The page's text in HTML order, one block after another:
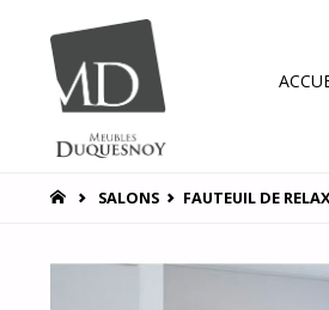
accompagner
to
HOMESALONS FAUTEUIL DE